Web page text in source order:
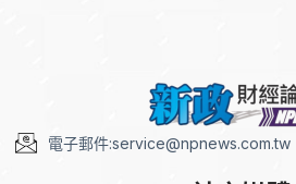
電子郵件:service@npnews.com.tw